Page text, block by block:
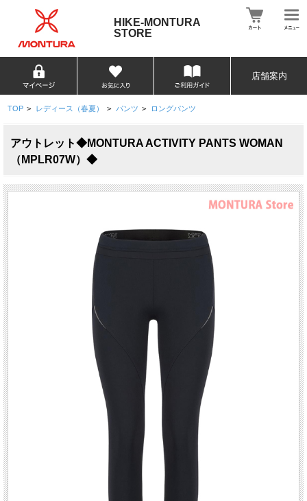
HIKE-MONTURA
STORE
店舗案内
TOP > レディース（春夏） > パンツ > ロングパンツ
アウトレット◆MONTURA ACTIVITY PANTS WOMAN
（MPLR07W）◆